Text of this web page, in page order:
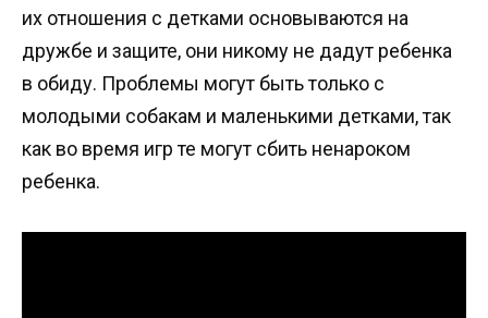
их отношения с детками основываются на
дружбе и защите, они никому не дадут ребенка
в обиду. Проблемы могут быть только с
молодыми собакам и маленькими детками, так
как во время игр те могут сбить ненароком
ребенка.